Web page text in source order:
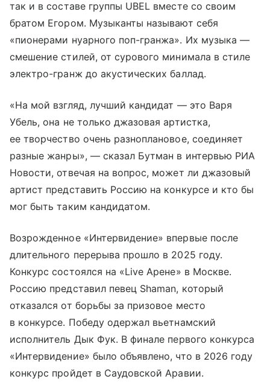
так и в составе группы UBEL вместе со своим
братом Егором. Музыканты называют себя
«пионерами нуарного поп-гранжа». Их музыка —
смешение стилей, от сурового минимала в стиле
электро-гранж до акустических баллад.
«На мой взгляд, лучший кандидат — это Варя
Убель, она не только джазовая артистка,
ее творчество очень разноплановое, соединяет
разные жанры», — сказал Бутман в интервью РИА
Новости, отвечая на вопрос, может ли джазовый
артист представить Россию на конкурсе и кто бы
мог быть таким кандидатом.
Возрожденное «Интервидение» впервые после
длительного перерыва прошло в 2025 году.
Конкурс состоялся на «Live Арене» в Москве.
Россию представил певец Shaman, который
отказался от борьбы за призовое место
в конкурсе. Победу одержал вьетнамский
исполнитель Дык Фук. В финале первого конкурса
«Интервидение» было объявлено, что в 2026 году
конкурс пройдет в Саудовской Аравии.